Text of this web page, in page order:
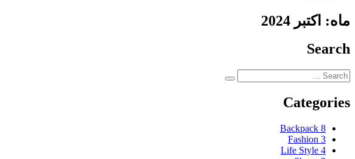
ماه: اکتبر 2024
Search
Categories
Backpack 8
Fashion 3
Life Style 4